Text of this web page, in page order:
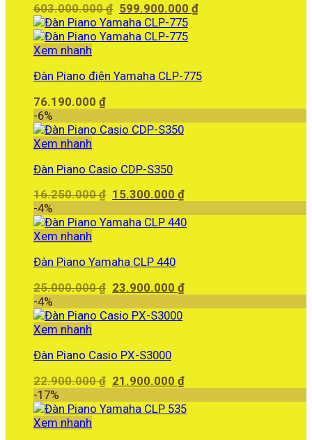
603.000.000₫ Giá
gốc
là:
599.900.000₫Giá
Xem nhanh
Đàn Piano điện Yamaha CLP-775
76.190.000 ₫
-6%
Xem nhanh
Đàn Piano Casio CDP-S350
16.250.000₫ Giá
là:
15.300.000₫Giá
tại
-4%
Xem nhanh
Đàn Piano Yamaha CLP 440
25.000.000₫ Giá
là:
23.900.000₫Giá
-4%
Xem nhanh
Đàn Piano Casio PX-S3000
22.900.000₫ Giá
là:
21.900.000₫Giá
tại
-17%
Xem nhanh